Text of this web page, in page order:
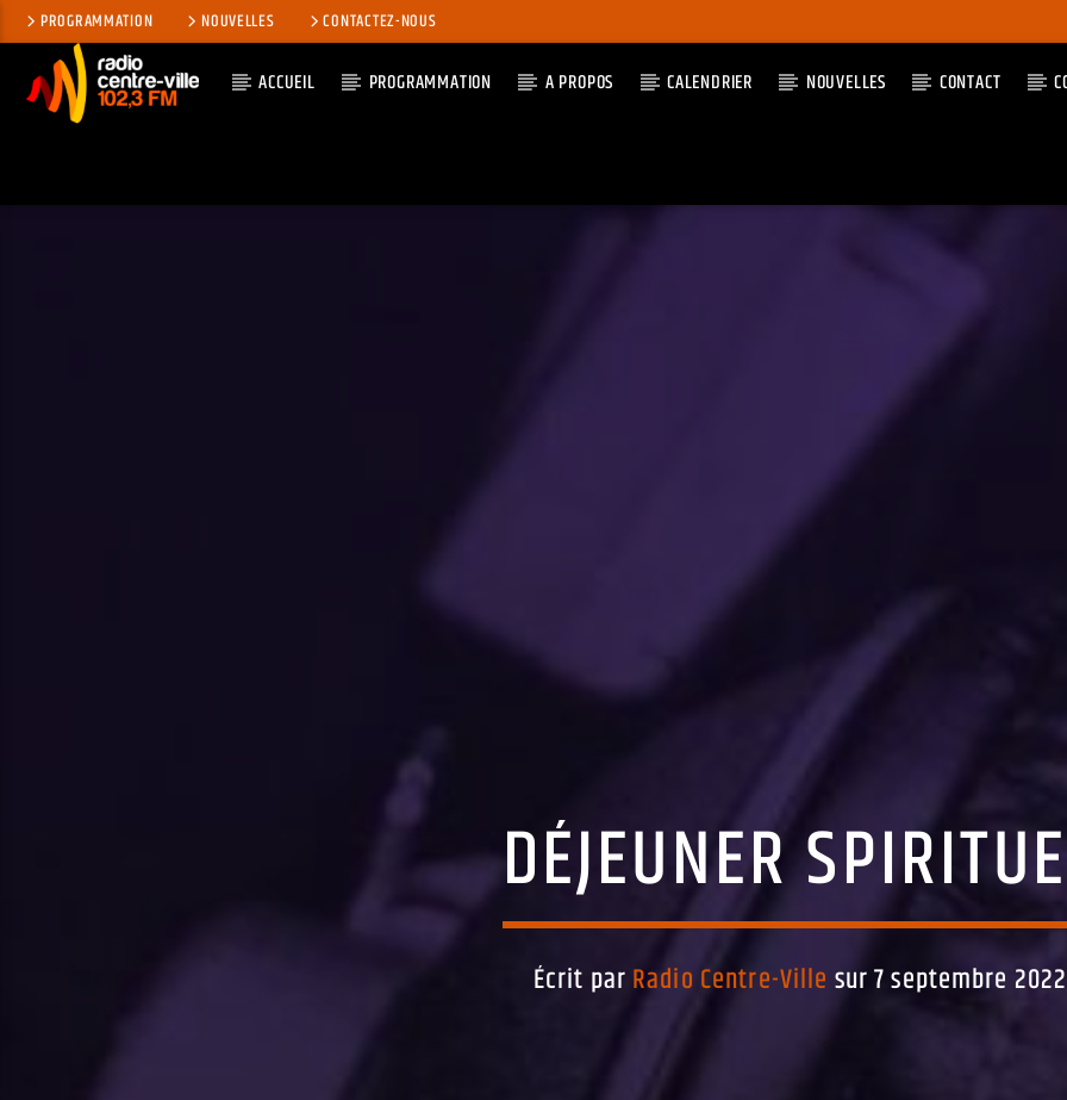
PROGRAMMATION NOUVELLES CONTACTEZ-NOUS
ACCUEIL PROGRAMMATION A PROPOS CALENDRIER NOUVELLES CONTACT
DÉJEUNER
Écrit par Radio Centre-Ville sur 7 septembre 2022